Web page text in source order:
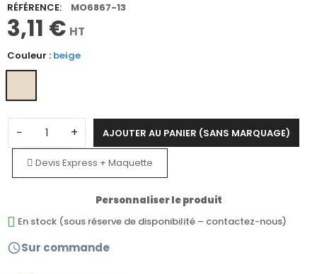
RÉFÉRENCE: MO6867-13
3,11 € HT
Couleur : beige
− + AJOUTER AU PANIER (SANS MARQUAGE)
Devis Express + Maquette
Personnaliser le produit
En stock (sous réserve de disponibilité – contactez-nous)
scheduleSur commande